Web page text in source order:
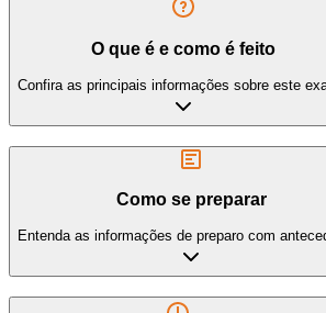
O que é e como é feito
Confira as principais informações sobre este
Como se preparar
Entenda as informações de preparo com